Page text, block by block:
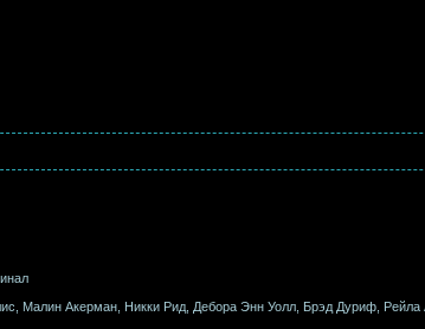
Малин Акерман, Никки Рид, Дебора Энн Уолл, Брэд Дуриф, Рейла